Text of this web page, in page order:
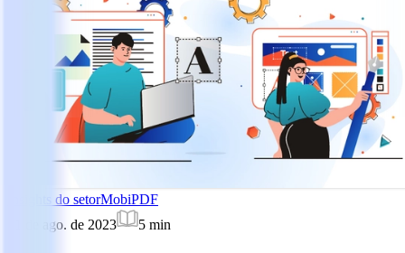
Insights do setorMobiPDF
21 de ago. de 2023
5 min